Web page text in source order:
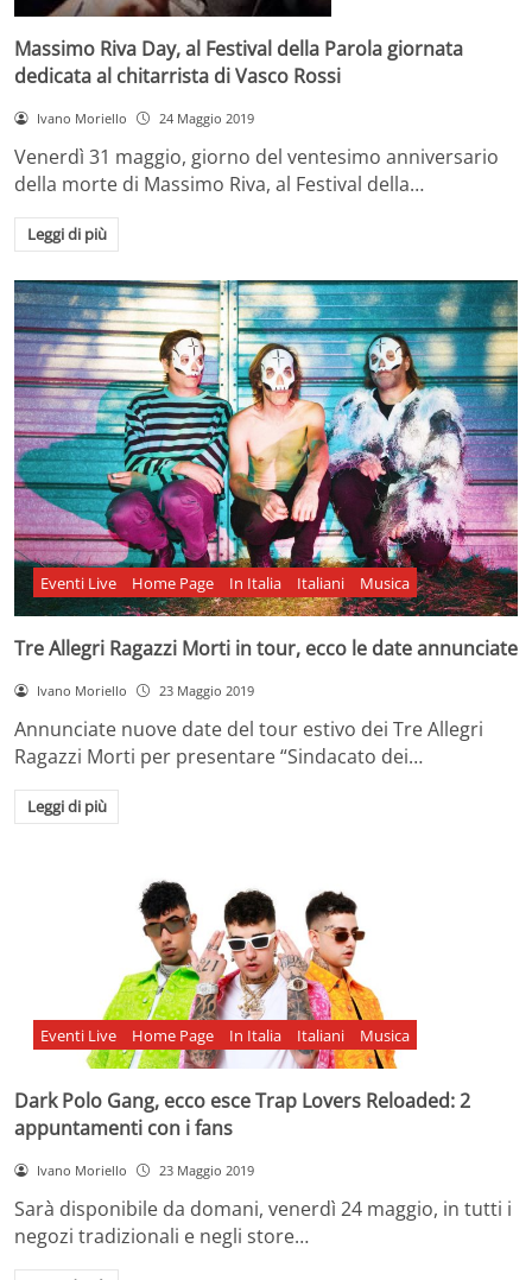
Massimo Riva Day, al Festival della Parola giornata
dedicata al chitarrista di Vasco Rossi
Ivano Moriello 24 Maggio 2019
Venerdì 31 maggio, giorno del ventesimo anniversario
della morte di Massimo Riva, al Festival della…
Leggi di più
Eventi Live Home Page In Italia Italiani Musica
Tre Allegri Ragazzi Morti in tour, ecco le date annunciate
Ivano Moriello 23 Maggio 2019
Annunciate nuove date del tour estivo dei Tre Allegri
Ragazzi Morti per presentare “Sindacato dei…
Leggi di più
Eventi Live Home Page In Italia Italiani Musica
Dark Polo Gang, ecco esce Trap Lovers Reloaded: 2
appuntamenti con i fans
Ivano Moriello 23 Maggio 2019
Sarà disponibile da domani, venerdì 24 maggio, in tutti i
negozi tradizionali e negli store…